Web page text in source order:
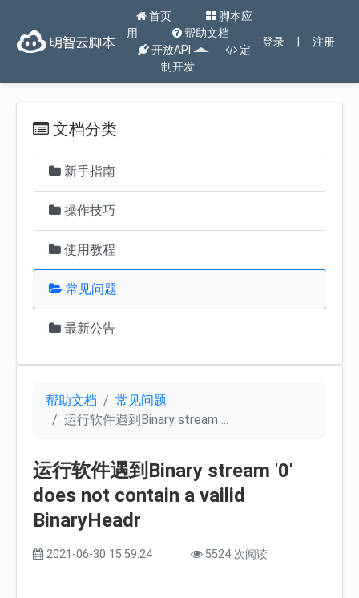
首页
脚本应
用
帮助文档
开放API
定
制开发
登录 | 注册
文档分类
新手指南
操作技巧
使用教程
常见问题
最新公告
帮助文档
常见问题
运行软件遇到Binary stream ...
运行软件遇到Binary stream '0'
does not contain a vailid
BinaryHeadr
2021-06-30 15:59:24 5524 次阅读